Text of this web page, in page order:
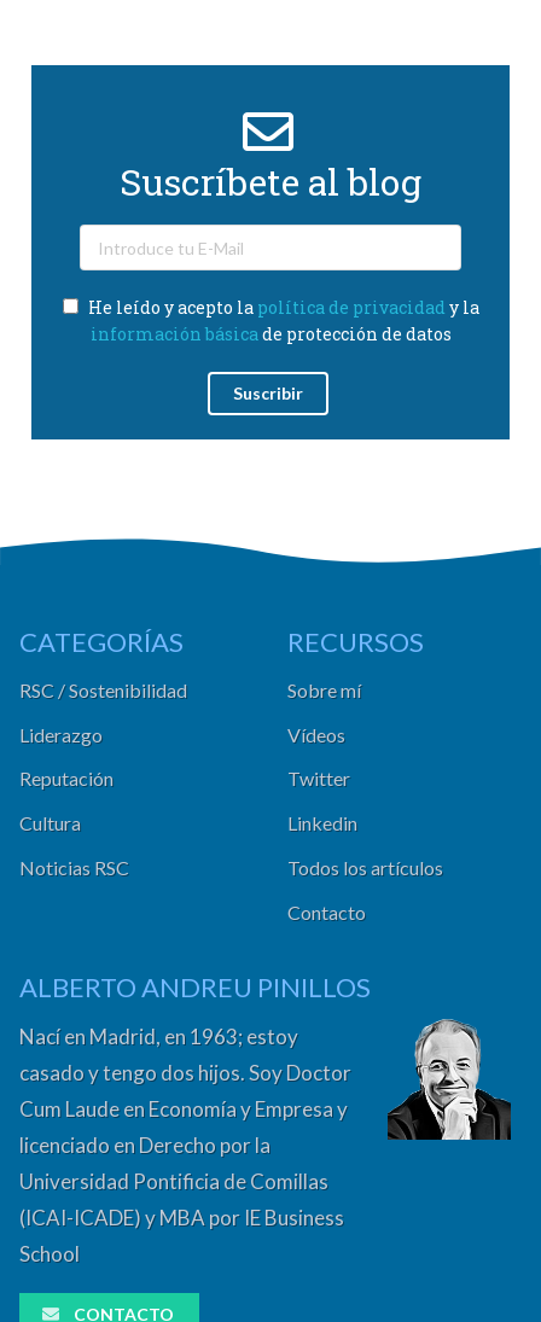
Suscríbete al blog
He leído y acepto la política de privacidad y la
información básicade protección de datos
CATEGORÍAS
RSC / Sostenibilidad
Liderazgo
Reputación
Cultura
Noticias RSC
RECURSOS
Sobre mí
Vídeos
Twitter
Linkedin
Todos los artículos
Contacto
ALBERTO ANDREU PINILLOS
Nací en Madrid, en 1963; estoy
casado y tengo dos hijos. Soy Doctor
Cum Laude en Economía y Empresa y
licenciado en Derecho por la
Universidad Pontificia de Comillas
(ICAI-ICADE) y MBA por IE Business
School
CONTACTO